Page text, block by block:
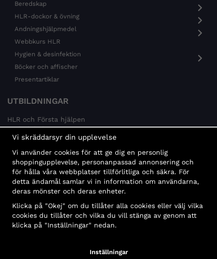
Beredskap
HLR-dockor & övning
Andningshjälpmedel
Webbkurs HLR
Hygien & desinfektion
Böcker och affischer
Presentartiklar
UTBILDNINGAR
HLR och Första hjälpen
Psykisk hälsa
Brandskydd
MÅLGRUPPER
Offentlig sektor och företag
Privatpersoner
FakturaDelbetalning
Vi skräddarsyr din upplevelse
Vi använder cookies för att ge dig en personlig
shoppingupplevelse, personanpassad annonsering och
för hålla våra webbplatser tillförlitliga och säkra. För
detta ändamål samlar vi in information om användarna,
deras mönster och deras enheter.
Klicka på "Okej" om du tillåter alla cookies eller välj vilka
cookies du tillåter och vilka du vill stänga av genom att
klicka på "Inställningar" nedan.
Inställningar